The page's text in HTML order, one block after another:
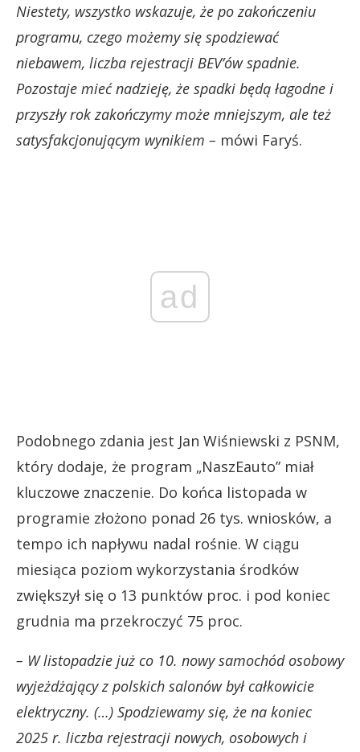
Niestety, wszystko wskazuje, że po zakończeniu
programu, czego możemy się spodziewać
niebawem, liczba rejestracji BEV’ów spadnie.
Pozostaje mieć nadzieję, że spadki będą łagodne i
przyszły rok zakończymy może mniejszym, ale też
satysfakcjonującym wynikiem – mówi Faryś.
ad
Podobnego zdania jest Jan Wiśniewski z PSNM,
który dodaje, że program „NaszEauto” miał
kluczowe znaczenie. Do końca listopada w
programie złożono ponad 26 tys. wniosków, a
tempo ich napływu nadal rośnie. W ciągu
miesiąca poziom wykorzystania środków
zwiększył się o 13 punktów proc. i pod koniec
grudnia ma przekroczyć 75 proc.
– W listopadzie już co 10. nowy samochód osobowy
wyjeżdżający z polskich salonów był całkowicie
elektryczny. (…) Spodziewamy się, że na koniec
2025 r. liczba rejestracji nowych, osobowych i